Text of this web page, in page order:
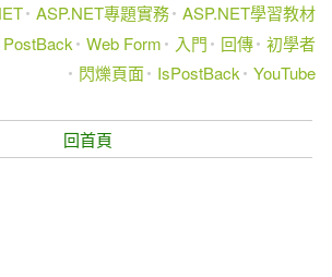
ASP.NET專題實務 ASP.NET學習教材
PostBack Web Form 入門 回傳 初學者
閃爍頁面
IsPostBack YouTube
回首頁